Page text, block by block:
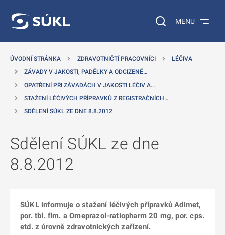
Vyhledávání na
MENU
ÚVODNÍ STRÁNKA ZDRAVOTNIČTÍ PRACOVNÍCI
LÉČIVA
ZÁVADY V JAKOSTI, PADĚLKY A ODCIZENÉ…
OPATŘENÍ PŘI ZÁVADÁCH V JAKOSTI LÉČIV A…
STAŽENÍ LÉČIVÝCH PŘÍPRAVKŮ Z REGISTRAČNÍCH…
SDĚLENÍ SÚKL ZE DNE 8.8.2012
Sdělení SÚKL ze dne
8.8.2012
SÚKL informuje o stažení léčivých přípravků Adimet,
por. tbl. flm. a Omeprazol-ratiopharm 20 mg, por. cps.
etd. z úrovně zdravotnických zařízení.